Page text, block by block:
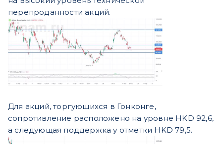
перепроданности акций.
Для акций, торгующихся в Гонконге,
сопротивление расположено на уровне HKD 92,6,
а следующая поддержка у отметки HKD 79,5.